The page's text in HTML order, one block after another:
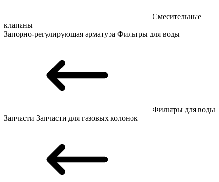
Смесительные
клапаны
Запорно-регулирующая арматура Фильтры для воды
Фильтры для воды
Запчасти Запчасти для газовых колонок